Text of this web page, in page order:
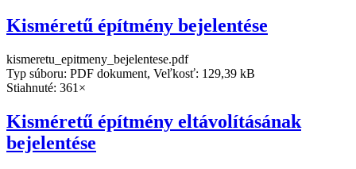
Kisméretű építmény bejelentése
kismeretu_epitmeny_bejelentese.pdf
Typ súboru: PDF dokument, Veľkosť: 129,39 kB
Stiahnuté: 361×
Kisméretű építmény eltávolításának
bejelentése